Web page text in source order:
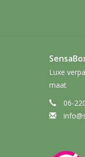
Luxe
maat
06-